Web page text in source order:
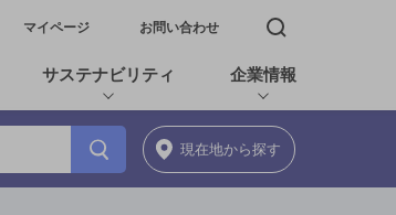
ウィンドウで開く
マイページ お問い合わせ 検索窓を開く
サステナビリティ 企業情報
現在地から探す